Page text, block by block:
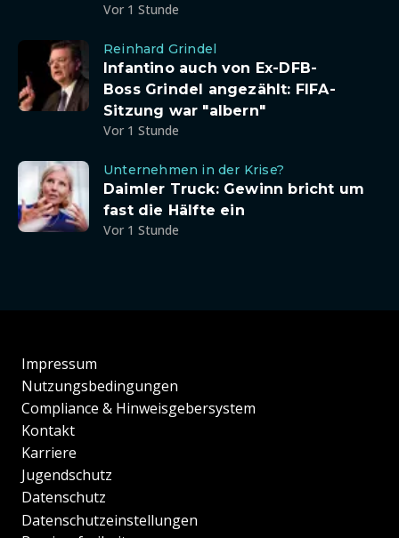
Vor 1 Stunde
Reinhard Grindel
Infantino auch von Ex-DFB-
Boss Grindel angezählt: FIFA-
Sitzung war "albern"
Vor 1 Stunde
Unternehmen in der Krise?
Daimler Truck: Gewinn bricht um
fast die Hälfte ein
Vor 1 Stunde
Impressum
Nutzungsbedingungen
Compliance & Hinweisgebersystem
Kontakt
Karriere
Jugendschutz
Datenschutz
Datenschutzeinstellungen